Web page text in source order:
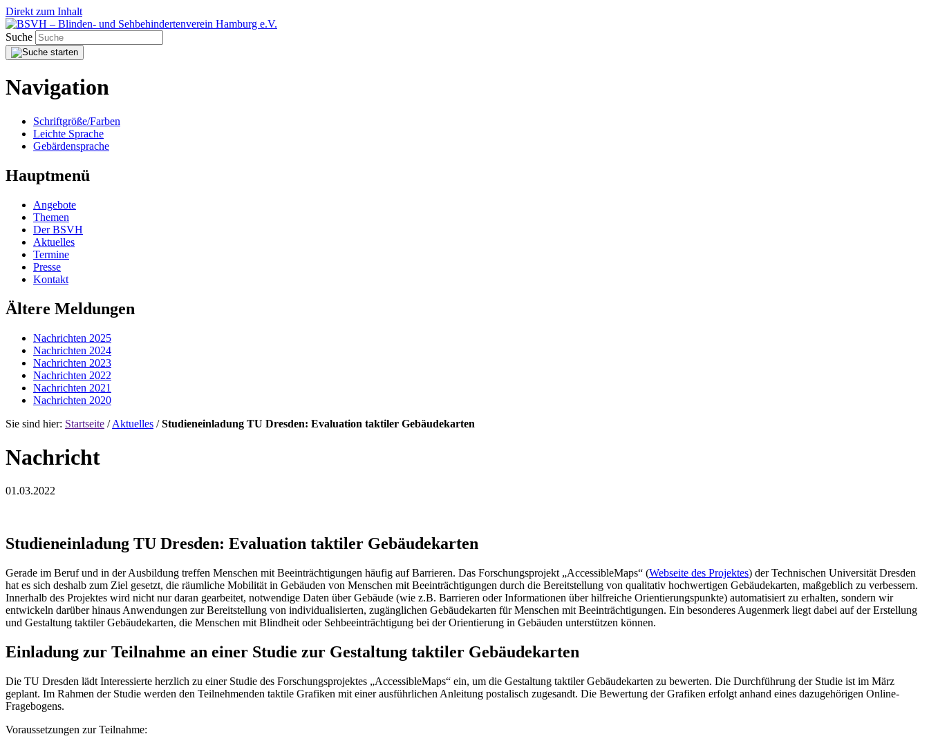
Direkt zum Inhalt
Suche
Navigation
Schriftgröße/Farben
Leichte Sprache
Gebärdensprache
Hauptmenü
Angebote
Themen
Der BSVH
Aktuelles
Termine
Presse
Kontakt
Ältere Meldungen
Nachrichten 2025
Nachrichten 2024
Nachrichten 2023
Nachrichten 2022
Nachrichten 2021
Nachrichten 2020
Sie sind hier: Startseite /Aktuelles /Studieneinladung TU Dresden: Evaluation taktiler Gebäudekarten
Nachricht
01.03.2022
Studieneinladung TU Dresden: Evaluation taktiler Gebäudekarten
Gerade im Beruf und in der Ausbildung treffen Menschen mit Beeinträchtigungen häufig auf Barrieren. Das Forschungsprojekt „AccessibleMaps“ (Webseite des Projektes) der Technischen Universität Dresden
hat es sich deshalb zum Ziel gesetzt, die räumliche Mobilität in Gebäuden von Menschen mit Beeinträchtigungen durch die Bereitstellung von qualitativ hochwertigen Gebäudekarten, maßgeblich zu verbessern.
Innerhalb des Projektes wird nicht nur daran gearbeitet, notwendige Daten über Gebäude (wie z.B. Barrieren oder Informationen über hilfreiche Orientierungspunkte) automatisiert zu erhalten, sondern wir
entwickeln darüber hinaus Anwendungen zur Bereitstellung von individualisierten, zugänglichen Gebäudekarten für Menschen mit Beeinträchtigungen. Ein besonderes Augenmerk liegt dabei auf der Erstellung
und Gestaltung taktiler Gebäudekarten, die Menschen mit Blindheit oder Sehbeeinträchtigung bei der Orientierung in Gebäuden unterstützen können.
Einladung zur Teilnahme an einer Studie zur Gestaltung taktiler Gebäudekarten
Die TU Dresden lädt Interessierte herzlich zu einer Studie des Forschungsprojektes „AccessibleMaps“ ein, um die Gestaltung taktiler Gebäudekarten zu bewerten. Die Durchführung der Studie ist im März
geplant. Im Rahmen der Studie werden den Teilnehmenden taktile Grafiken mit einer ausführlichen Anleitung postalisch zugesandt. Die Bewertung der Grafiken erfolgt anhand eines dazugehörigen Online-
Fragebogens.
Voraussetzungen zur Teilnahme: